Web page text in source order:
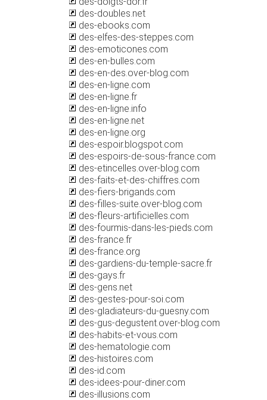
des-doubles.net
des-ebooks.com
des-elfes-des-steppes.com
des-emoticones.com
des-en-bulles.com
des-en-des.over-blog.com
des-en-ligne.com
des-en-ligne.fr
des-en-ligne.info
des-en-ligne.net
des-en-ligne.org
des-espoir.blogspot.com
des-espoirs-de-sous-france.com
des-etincelles.over-blog.com
des-faits-et-des-chiffres.com
des-fiers-brigands.com
des-filles-suite.over-blog.com
des-fleurs-artificielles.com
des-fourmis-dans-les-pieds.com
des-france.fr
des-france.org
des-gardiens-du-temple-sacre.fr
des-gays.fr
des-gens.net
des-gestes-pour-soi.com
des-gladiateurs-du-guesny.com
des-gus-degustent.over-blog.com
des-habits-et-vous.com
des-hematologie.com
des-histoires.com
des-id.com
des-idees-pour-diner.com
des-illusions.com